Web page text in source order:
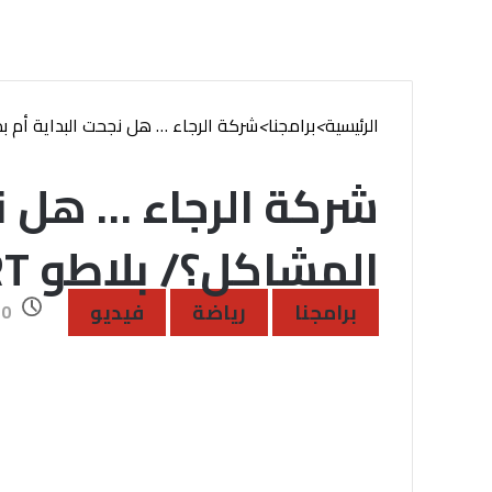
الرئيسية>برامجنا>شركة الرجاء … هل نجحت البداية أم
شركة الرجاء … هل
المشاكل؟/ بلاطو SPORT
برامجنا رياضة فيديو 20